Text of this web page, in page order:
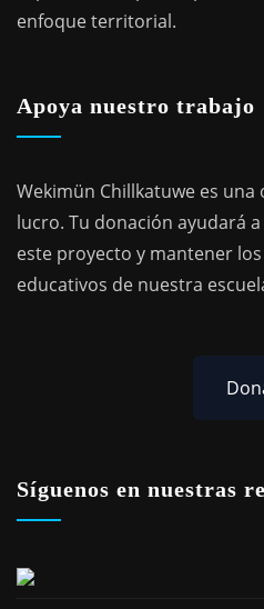
enfoque territorial.
Apoya nuestro trabajo
Wekimün Chillkatuwe es
lucro. Tu donación ayudará
este proyecto y mantener
educativos de nuestra
Síguenos en nuestras